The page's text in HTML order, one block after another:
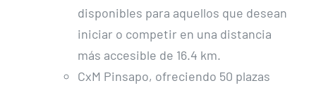
disponibles para aquellos que desean
iniciar o competir en una distancia
más accesible de 16.4 km.
CxM Pinsapo, ofreciendo 50 plazas